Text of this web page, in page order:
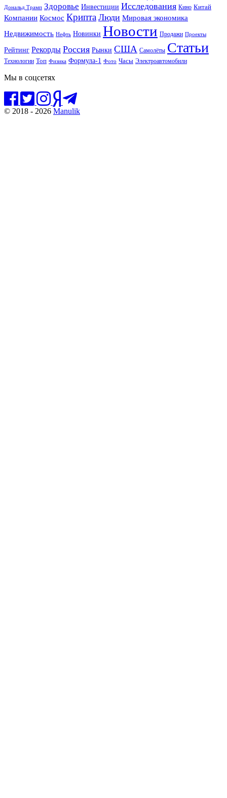
Дональд Трамп Здоровье Инвестиции Исследования Кино Китай
Компании Космос Крипта Люди Мировая экономика
Недвижимость Нефть Новинки Новости Продажи Проекты
Рейтинг Рекорды Россия Рынки США Самолёты Статьи
Технологии Топ Физика Формула-1 Фото Часы Электроавтомобили
Мы в соцсетях
© 2018 - 2026 Manulik